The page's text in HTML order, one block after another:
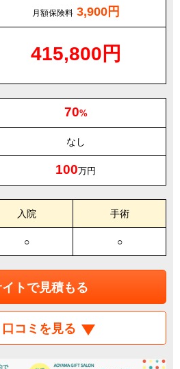
月額保険料 3,900円
415,800円
70%
なし
100万円
入院 手術
○ ○
トで見積もる
コミを見る